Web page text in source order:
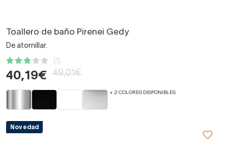
Toallero de baño Pirenei Gedy
De atornillar.
(1)
40,19€ 49,01€
+ 2 COLORES DISPONIBLES
Novedad